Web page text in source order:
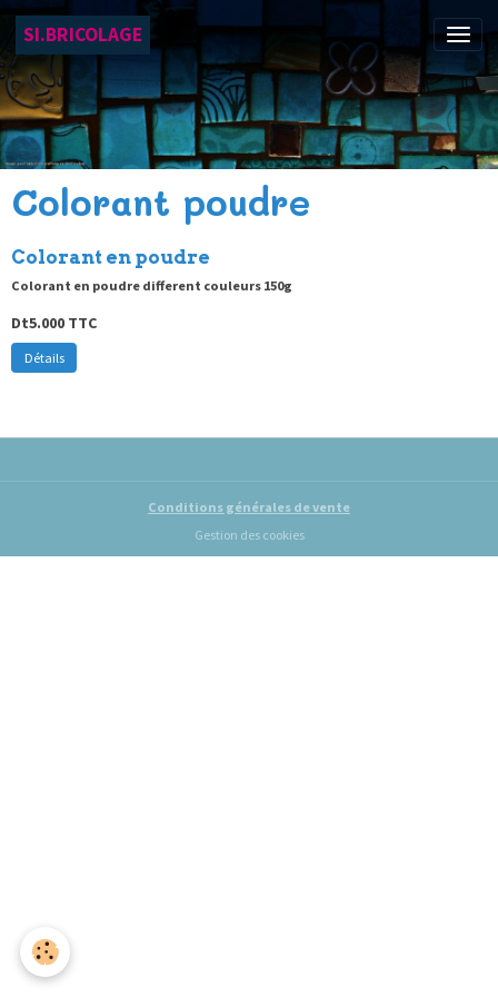
SI.BRICOLAGE
Colorant poudre
Colorant en poudre
Colorant en poudre different couleurs 150g
Dt5.000 TTC
Détails
Conditions générales de vente
Gestion des cookies